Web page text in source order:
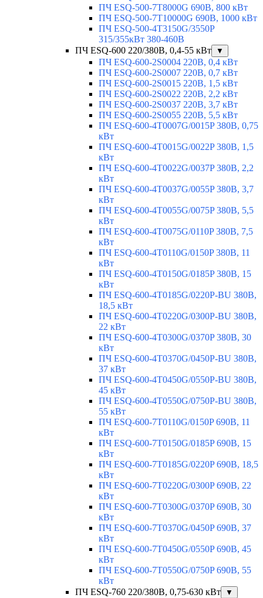
ПЧ ESQ-500-7T8000G 690В, 800 кВт
ПЧ ESQ-500-7T10000G 690В, 1000 кВт
ПЧ ESQ-500-4T3150G/3550P
315/355кВт 380-460В
ПЧ ESQ-600 220/380В, 0,4-55 кВт
▼
ПЧ ESQ-600-2S0004 220В, 0,4 кВт
ПЧ ESQ-600-2S0007 220В, 0,7 кВт
ПЧ ESQ-600-2S0015 220В, 1,5 кВт
ПЧ ESQ-600-2S0022 220В, 2,2 кВт
ПЧ ESQ-600-2S0037 220В, 3,7 кВт
ПЧ ESQ-600-2S0055 220В, 5,5 кВт
ПЧ ESQ-600-4T0007G/0015P 380В, 0,75
кВт
ПЧ ESQ-600-4T0015G/0022P 380В, 1,5
кВт
ПЧ ESQ-600-4T0022G/0037P 380В, 2,2
кВт
ПЧ ESQ-600-4T0037G/0055P 380В, 3,7
кВт
ПЧ ESQ-600-4T0055G/0075P 380В, 5,5
кВт
ПЧ ESQ-600-4T0075G/0110P 380В, 7,5
кВт
ПЧ ESQ-600-4T0110G/0150P 380В, 11
кВт
ПЧ ESQ-600-4T0150G/0185P 380В, 15
кВт
ПЧ ESQ-600-4T0185G/0220P-BU 380В,
18,5 кВт
ПЧ ESQ-600-4T0220G/0300P-BU 380В,
22 кВт
ПЧ ESQ-600-4T0300G/0370P 380В, 30
кВт
ПЧ ESQ-600-4T0370G/0450P-BU 380В,
37 кВт
ПЧ ESQ-600-4T0450G/0550P-BU 380В,
45 кВт
ПЧ ESQ-600-4T0550G/0750P-BU 380В,
55 кВт
ПЧ ESQ-600-7T0110G/0150P 690В, 11
кВт
ПЧ ESQ-600-7T0150G/0185P 690В, 15
кВт
ПЧ ESQ-600-7T0185G/0220P 690В, 18,5
кВт
ПЧ ESQ-600-7T0220G/0300P 690В, 22
кВт
ПЧ ESQ-600-7T0300G/0370P 690В, 30
кВт
ПЧ ESQ-600-7T0370G/0450P 690В, 37
кВт
ПЧ ESQ-600-7T0450G/0550P 690В, 45
кВт
ПЧ ESQ-600-7T0550G/0750P 690В, 55
кВт
ПЧ ESQ-760 220/380В, 0,75-630 кВт
▼